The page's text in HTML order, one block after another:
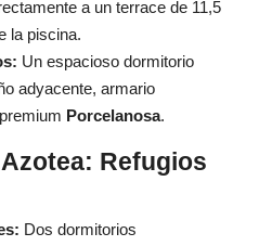
a un terrace de 11,5
la piscina.
Un espacioso dormitorio
adyacente, armario
Porcelanosa.
Refugios
Dos dormitorios